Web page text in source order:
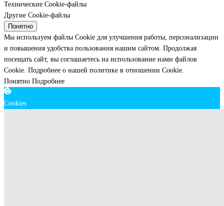
Технические Cookie-файлы
Другие Cookie-файлы
Понятно
Мы используем файлы Cookie для улучшения работы, персонализации
и повышения удобства пользования нашим сайтом. Продолжая
посещать сайт, вы соглашаетесь на использование нами файлов
Cookie. Подробнее о нашей политике в отношении Cookie.
Понятно Подробнее
Cookies